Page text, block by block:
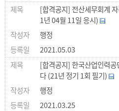
[합격공지] 전산세무회계
1년 04월 11일 응시)
행정
2021.05.03
[합격공지] 한국산업인력
다 (21년 정기 1회 필기)
행정
2021.03.25